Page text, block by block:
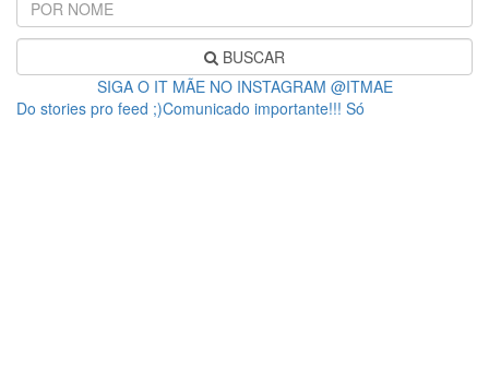
BUSCAR
SIGA O IT MÃE NO INSTAGRAM @ITMAE
Do stories pro feed ;)Comunicado importante!!! Só